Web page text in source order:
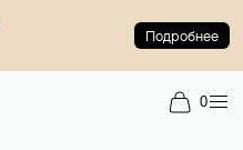
Подробнее
0